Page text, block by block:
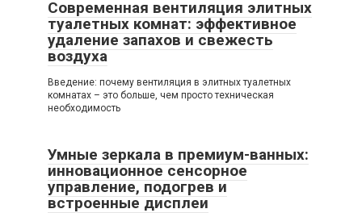
Современная вентиляция элитных
туалетных комнат: эффективное
удаление запахов и свежесть
воздуха
Введение: почему вентиляция в элитных туалетных
комнатах – это больше, чем просто техническая
необходимость
Умные зеркала в премиум-ванных:
инновационное сенсорное
управление, подогрев и
встроенные дисплеи